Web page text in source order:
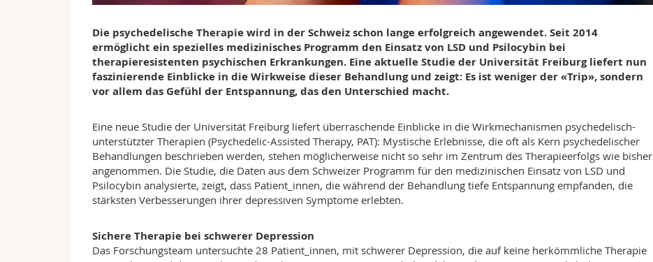
Die psychedelische Therapie wird in der Schweiz schon lange erfolgreich angewendet. Seit 2014
ermöglicht ein spezielles medizinisches Programm den Einsatz von LSD und Psilocybin bei
therapieresistenten psychischen Erkrankungen. Eine aktuelle Studie der Universität Freiburg liefert nun
faszinierende Einblicke in die Wirkweise dieser Behandlung und zeigt: Es ist weniger der «Trip», sondern
vor allem das Gefühl der Entspannung, das den Unterschied macht.
Eine neue Studie der Universität Freiburg liefert überraschende Einblicke in die Wirkmechanismen psychedelisch-
unterstützter Therapien (Psychedelic-Assisted Therapy, PAT): Mystische Erlebnisse, die oft als Kern psychedelischer
Behandlungen beschrieben werden, stehen möglicherweise nicht so sehr im Zentrum des Therapieerfolgs wie bisher
angenommen. Die Studie, die Daten aus dem Schweizer Programm für den medizinischen Einsatz von LSD und
Psilocybin analysierte, zeigt, dass Patient_innen, die während der Behandlung tiefe Entspannung empfanden, die
stärksten Verbesserungen ihrer depressiven Symptome erlebten.
Sichere Therapie bei schwerer Depression
Das Forschungsteam untersuchte 28 Patient_innen, mit schwerer Depression, die auf keine herkömmliche Therapie